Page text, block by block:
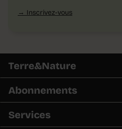
Inscrivez-vous
Terre&Nature
Abonnements
Services